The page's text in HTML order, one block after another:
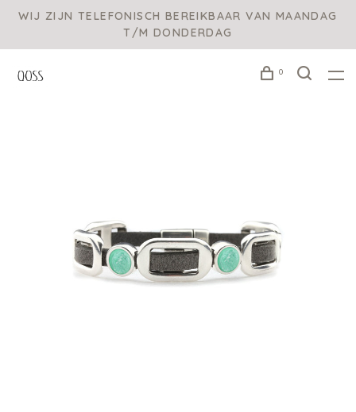
WIJ ZIJN TELEFONISCH BEREIKBAAR VAN MAANDAG
T/M DONDERDAG
0